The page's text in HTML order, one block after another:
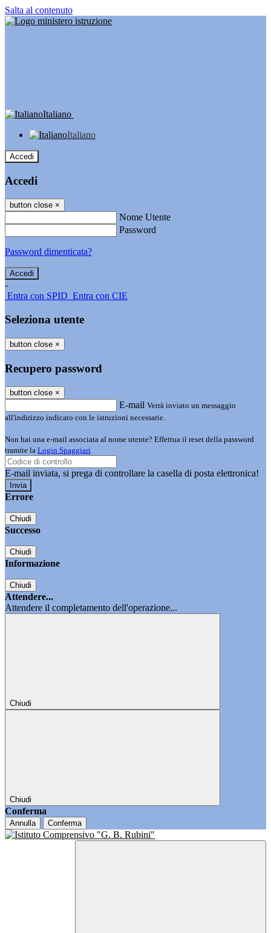
Salta al contenuto
Italiano
Italiano
Accedi
Accedi
button close ×
Nome Utente
Password
Password dimenticata?
-
Entra con SPID Entra con CIE
Seleziona utente
button close ×
Recupero password
button close ×
E-mail Verrà inviato un messaggio
all'indirizzo indicato con le istruzioni necessarie.
Non hai una e-mail associata al nome utente? Effettua il reset della password
tramite la Login Spaggiari
E-mail inviata, si prega di controllare la casella di posta elettronica!
Errore
Chiudi
Successo
Chiudi
Informazione
Chiudi
Attendere...
Attendere il completamento dell'operazione...
Chiudi
Chiudi
Conferma
Annulla Conferma